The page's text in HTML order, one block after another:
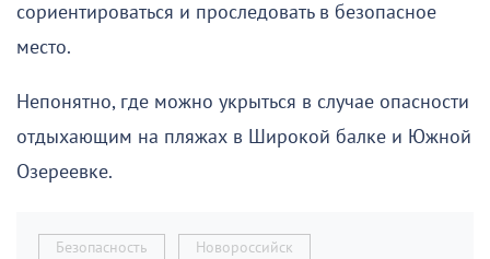
сориентироваться и проследовать в безопасное
место.
Непонятно, где можно укрыться в случае опасности
отдыхающим на пляжах в Широкой балке и Южной
Озереевке.
Безопасность Новороссийск